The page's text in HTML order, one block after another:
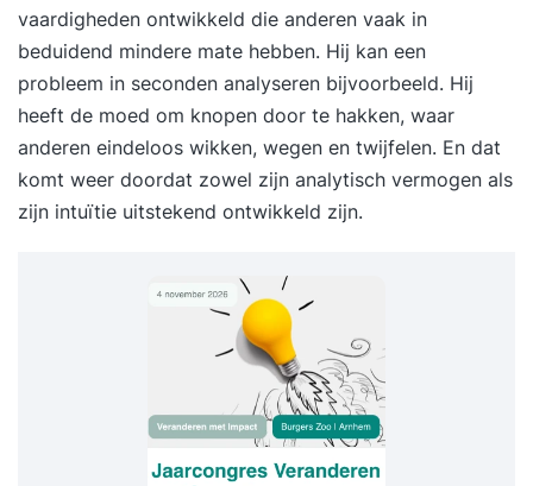
vaardigheden ontwikkeld die anderen vaak in
beduidend mindere mate hebben. Hij kan een
probleem in seconden analyseren bijvoorbeeld. Hij
heeft de moed om knopen door te hakken, waar
anderen eindeloos wikken, wegen en twijfelen. En dat
komt weer doordat zowel zijn analytisch vermogen als
zijn intuïtie uitstekend ontwikkeld zijn.